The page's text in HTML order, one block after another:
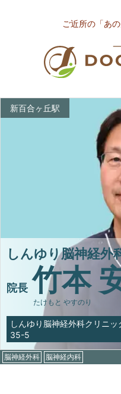
ご近所の「あ
新百合ヶ丘駅
しんゆり脳神経外
院長 竹本
たけもと やすのり
しんゆり脳神経外科クリニッ
35-5
脳神経外科 脳神経内科